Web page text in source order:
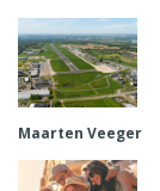
Maarten Veeger